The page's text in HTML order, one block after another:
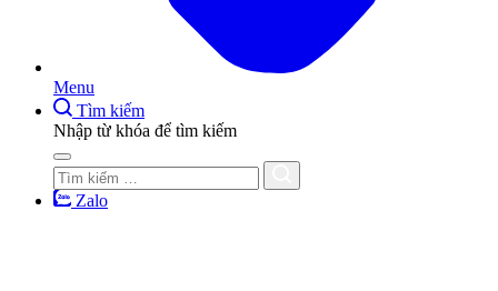
Menu
Tìm kiếm
Nhập từ khóa để tìm kiếm
Zalo